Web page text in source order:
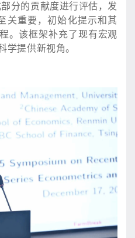
分的贡献度进行评估，发
关重要，初始化提示和其
。该框架补充了现有宏观
学提供新视角。